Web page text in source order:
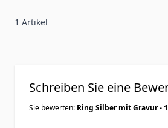
1 Artikel
Schreiben Sie eine
Sie bewerten: Ring Silber mit Gravur -